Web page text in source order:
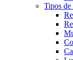
Tipos